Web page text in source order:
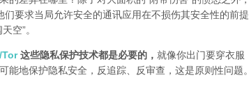
要求当局允许安全的通讯应用在不损伤其安全性的前提
空”。
Tor这些隐私保护技术都是必要的， 就像你出门要穿衣服
地保护隐私安全，反追踪、反审查，这是原则性问题。